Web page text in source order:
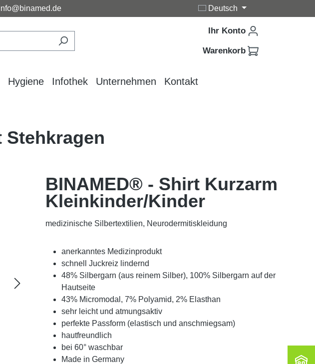
Deutsch
Ihr Konto
Warenkorb
Hygiene Infothek Unternehmen Kontakt
BINAMED® - Shirt Kurzarm
Kleinkinder/Kinder
medizinische Silbertextilien, Neurodermitiskleidung
anerkanntes Medizinprodukt
schnell Juckreiz lindernd
48% Silbergarn (aus reinem Silber), 100% Silbergarn auf der
Hautseite
43% Micromodal, 7% Polyamid, 2% Elasthan
sehr leicht und atmungsaktiv
perfekte Passform (elastisch und anschmiegsam)
hautfreundlich
bei 60° waschbar
Made in Germany